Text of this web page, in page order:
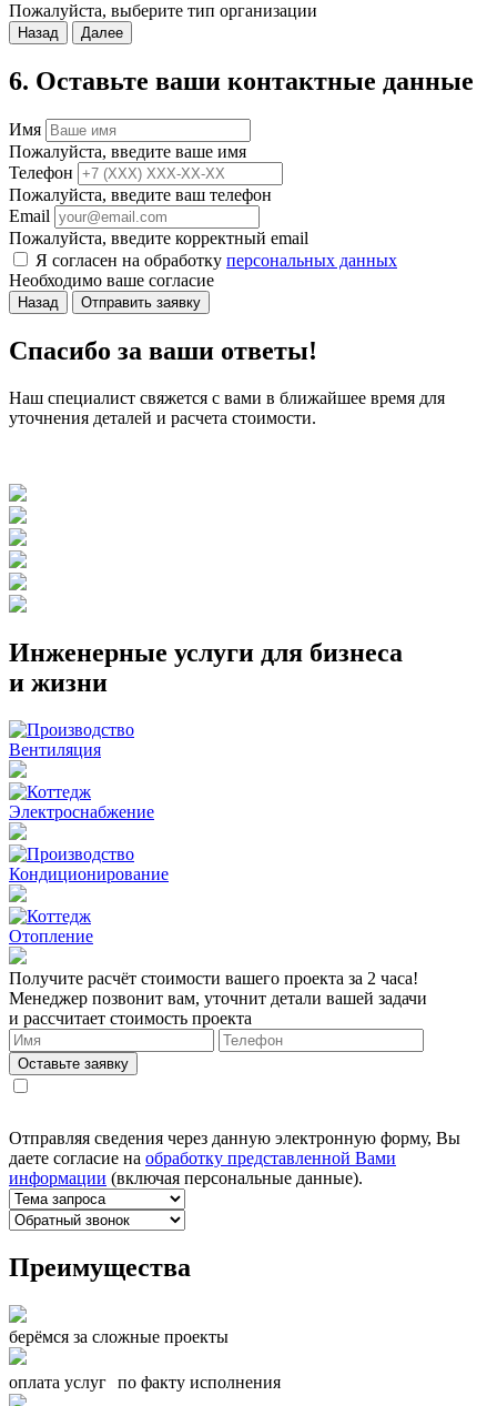
Пожалуйста, выберите тип организации
Назад Далее
6. Оставьте ваши контактные данные
Имя
Пожалуйста, введите ваше имя
Телефон
Пожалуйста, введите ваш телефон
Email
Пожалуйста, введите корректный email
Я согласен на обработку персональных данных
Необходимо ваше согласие
Назад Отправить заявку
Спасибо за ваши ответы!
Наш специалист свяжется с вами в ближайшее время для
уточнения деталей и расчета стоимости.
Инженерные услуги для бизнеса
и жизни
Вентиляция
Электроснабжение
Кондиционирование
Отопление
Получите расчёт стоимости вашего проекта за 2 часа!
Менеджер позвонит вам, уточнит детали вашей задачи
и рассчитает стоимость проекта
Оставьте заявку
Отправляя сведения через данную электронную форму, Вы
даете согласие на обработку представленной Вами
информации (включая персональные данные).
Преимущества
берёмся за сложные проекты
оплата услуг по факту исполнения